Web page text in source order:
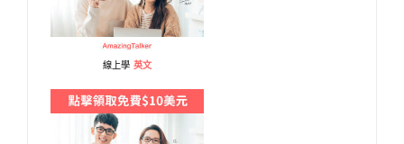
線上學 英文